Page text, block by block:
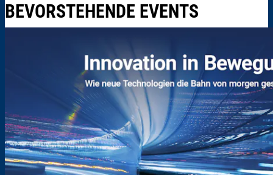
BEVORSTEHENDE EVENTS